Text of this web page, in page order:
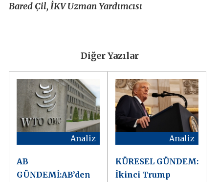
Bared Çil, İKV Uzman Yardımcısı
Diğer Yazılar
Analiz
AB
GÜNDEMİ:AB’den
Analiz
KÜRESEL GÜNDEM:
İkinci Trump